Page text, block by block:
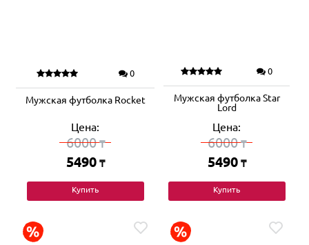
0
Мужская футболка Rocket
Цена:
6000₸
5490 ₸
Купить
0
Мужская футболка Star
Lord
Цена:
6000₸
5490 ₸
Купить